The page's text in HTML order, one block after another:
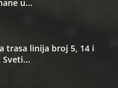
u...
trasa linija broj 5, 14 i
Sveti...